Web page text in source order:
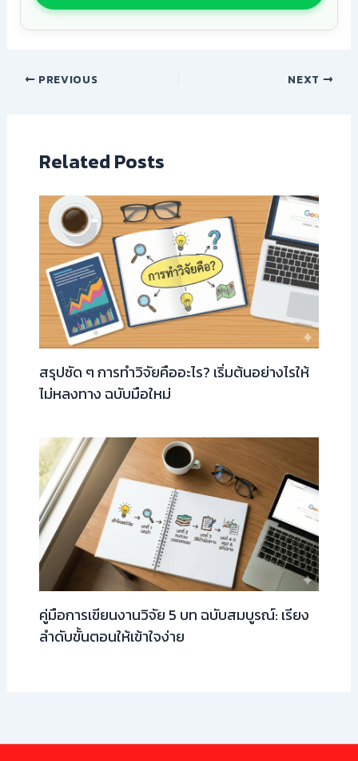
PREVIOUS NEXT
Related Posts
สรุปชัด ๆ การทำวิจัยคืออะไร? เริ่มต้นอย่างไรให้
ไม่หลงทาง ฉบับมือใหม่
คู่มือการเขียนงานวิจัย 5 บท ฉบับสมบูรณ์: เรียง
ลำดับขั้นตอนให้เข้าใจง่าย